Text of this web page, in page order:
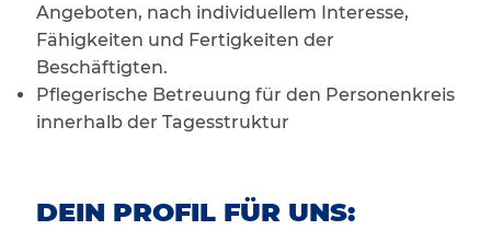
Angeboten, nach individuellem Interesse,
Fähigkeiten und Fertigkeiten der
Beschäftigten.
Pflegerische Betreuung für den Personenkreis
innerhalb der Tagesstruktur
DEIN PROFIL FÜR UNS: